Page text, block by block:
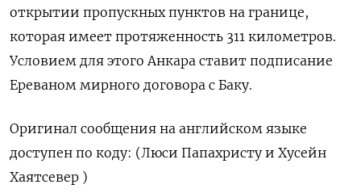
открытии пропускных пунктов на границе,
которая ​имеет ⁠протяженность 311 километров.
Условием для этого Анкара ставит ‌подписание
Ереваном мирного договора с ‌Баку.
Оригинал сообщения на английском языке ​
доступен по коду: (Люси Папахристу ‌и Хусейн
Хаятсевер )